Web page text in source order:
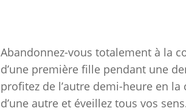
Abandonnez-vous totalement à la
d’une première fille pendant une
profitez de l’autre demi-heure en la
d’une autre et éveillez tous vos